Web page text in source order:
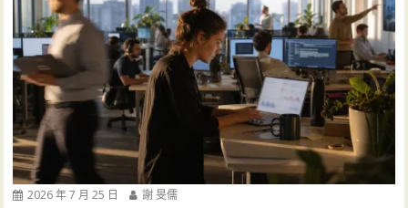
2026 年 7 月 25 日 謝 旻儒